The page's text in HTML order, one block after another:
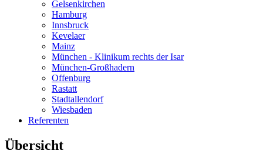
Gelsenkirchen
Hamburg
Innsbruck
Kevelaer
Mainz
München - Klinikum rechts der Isar
München-Großhadern
Offenburg
Rastatt
Stadtallendorf
Wiesbaden
Referenten
Übersicht